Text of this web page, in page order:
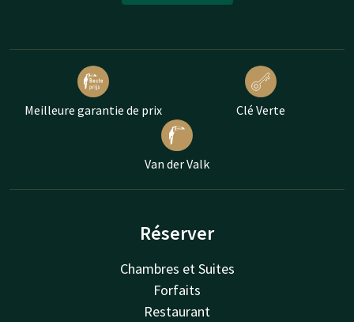
Meilleure garantie de prix Clé Verte
Van der Valk
Réserver
Chambres et Suites
Forfaits
Restaurant